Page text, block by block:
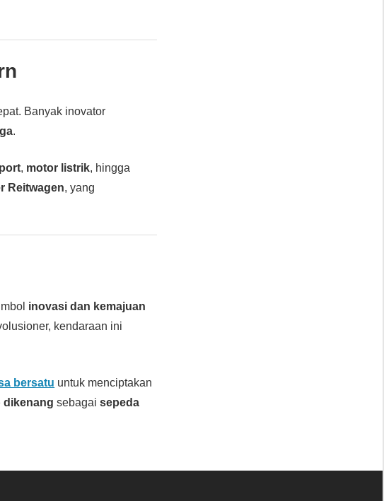
Banyak inovator
.
, motor listrik, hingga
Reitwagen, yang
inovasi dan kemajuan
kendaraan ini
bersatu untuk menciptakan
dikenang sebagaisepeda